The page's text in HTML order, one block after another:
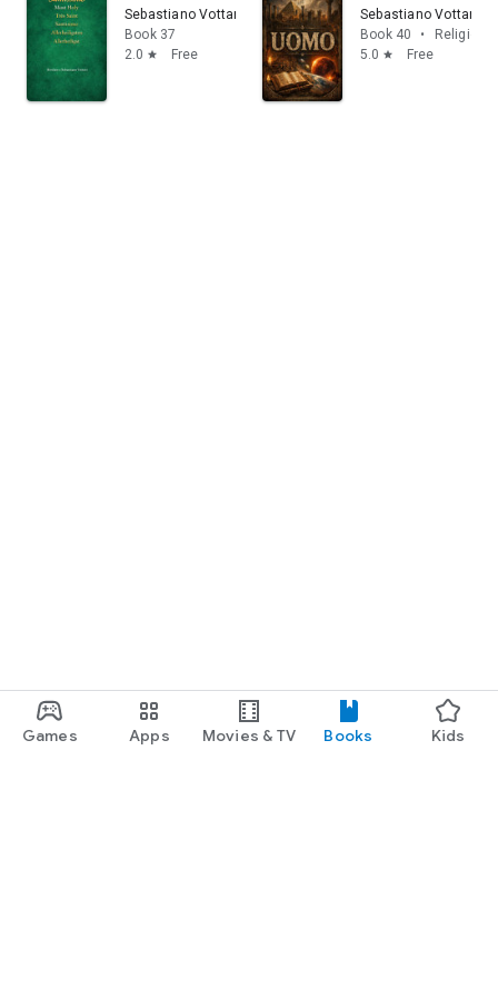
Games Apps Movies & TV Books Kids
Sebastiano Vottari
Book 37
2.0 star Free
Sebastiano Vottari
Book 40
•
Religion
5.0 star Free